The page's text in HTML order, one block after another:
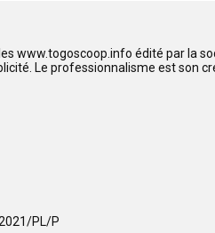
www.togoscoop.info édité par la
Le professionnalisme est son
PL/P